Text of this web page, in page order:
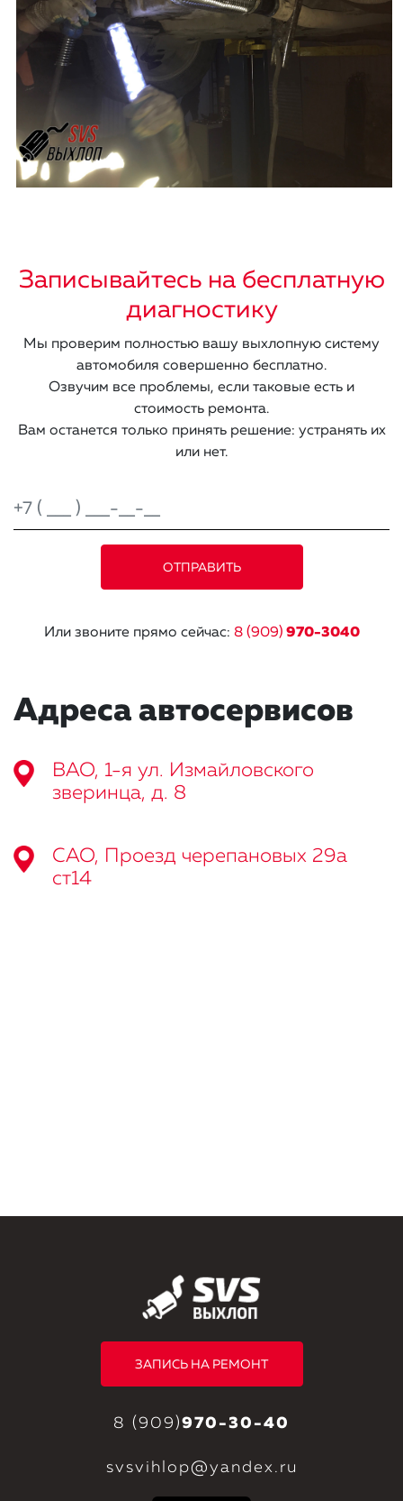
Записывайтесь на бесплатную
диагностику
Мы проверим полностью вашу выхлопную систему
автомобиля совершенно бесплатно.
Озвучим все проблемы, если таковые есть и
стоимость ремонта.
Вам останется только принять решение: устранять их
или нет.
Или звоните прямо сейчас: 8 (909) 970-3040
Адреса автосервисов
ВАО, 1-я ул. Измайловского
зверинца, д. 8
САО, Проезд черепановых 29а
ст14
ЗАПИСЬ НА РЕМОНТ
8 (909)970-30-40
svsvihlop@yandex.ru